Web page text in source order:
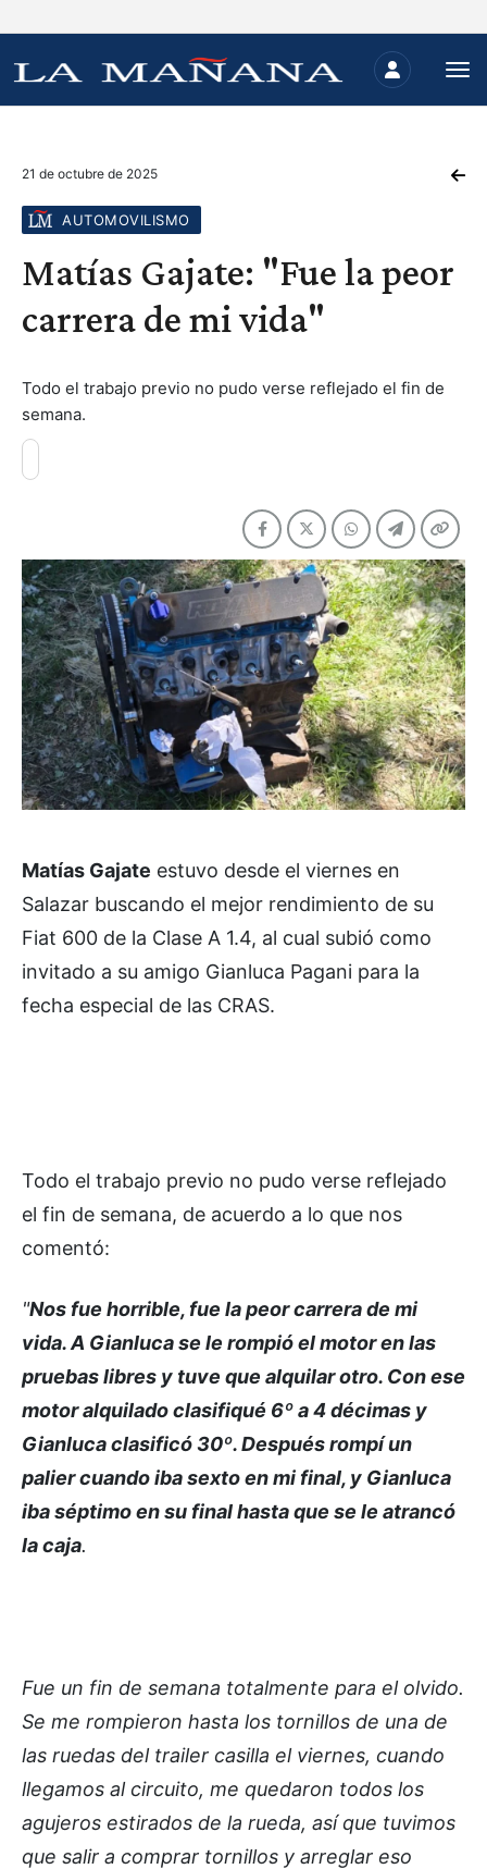
21 de octubre de 2025
AUTOMOVILISMO
Matías Gajate: "Fue la peor
carrera de mi vida"
Todo el trabajo previo no pudo verse reflejado el fin de
semana.
Matías Gajate estuvo desde el viernes en
Salazar buscando el mejor rendimiento de su
Fiat 600 de la Clase A 1.4, al cual subió como
invitado a su amigo Gianluca Pagani para la
fecha especial de las CRAS.
Todo el trabajo previo no pudo verse reflejado
el fin de semana, de acuerdo a lo que nos
comentó:
"Nos fue horrible, fue la peor carrera de mi
vida. A Gianluca se le rompió el motor en las
pruebas libres y tuve que alquilar otro. Con ese
motor alquilado clasifiqué 6º a 4 décimas y
Gianluca clasificó 30º. Después rompí un
palier cuando iba sexto en mi final, y Gianluca
iba séptimo en su final hasta que se le atrancó
la caja.
Fue un fin de semana totalmente para el olvido.
Se me rompieron hasta los tornillos de una de
las ruedas del trailer casilla el viernes, cuando
llegamos al circuito, me quedaron todos los
agujeros estirados de la rueda, así que tuvimos
que salir a comprar tornillos y arreglar eso